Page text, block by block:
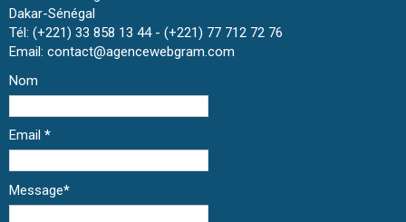
Dakar-Sénégal
Tél: (+221) 33 858 13 44 - (+221) 77 712 72 76
Email: contact@agencewebgram.com
Nom
Email *
Message*